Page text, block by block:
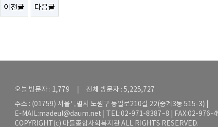
이전글 다음글
오늘 방문자 : 1,779 | 전체 방문자 : 5,225,727
주소 : (01759) 서울특별시 노원구 동일로210길 22(중계3동 515-3) |
E-MAIL:madeul@daum.net | TEL:02-971-8387~8 | FAX:02-976-
COPYRIGHT(c) 마들종합사회복지관 ALL RIGHTS RESERVED.